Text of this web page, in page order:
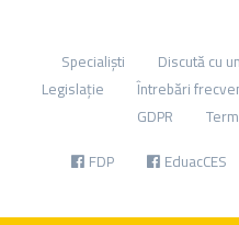
Specialiști Discută cu
Legislație
Întrebări
GDPR
FDP EduacCES